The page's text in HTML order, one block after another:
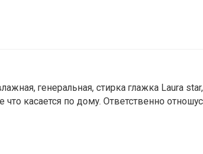
генеральная, стирка глажка Laura star,
касается по дому. Ответственно